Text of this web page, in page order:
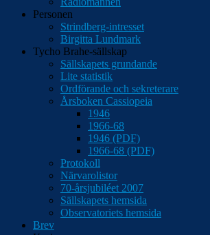
Personen
Strindberg-intresset
Birgitta Lundmark
Tycho Brahe-sällskap
Sällskapets grundande
Lite statistik
Ordförande och sekreterare
Årsboken Cassiopeia
1946
1966-68
1946 (PDF)
1966-68 (PDF)
Protokoll
Närvarolistor
70-årsjubiléet 2007
Sällskapets hemsida
Observatoriets hemsida
Brev